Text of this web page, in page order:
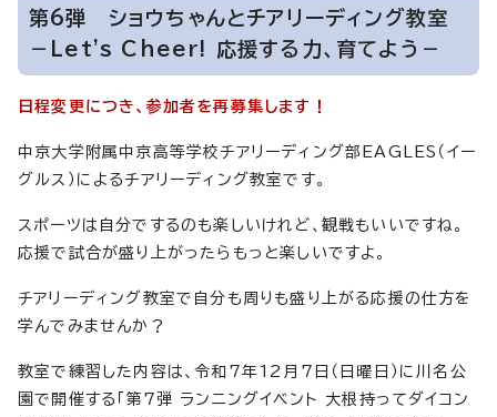
第6弾 ショウちゃんとチアリーディング教室
－Let's Cheer! 応援する力、育てよう－
日程変更につき、参加者を再募集します！
中京大学附属中京高等学校チアリーディング部EAGLES（イー
グルス）によるチアリーディング教室です。
スポーツは自分でするのも楽しいけれど、観戦もいいですね。
応援で試合が盛り上がったらもっと楽しいですよ。
チアリーディング教室で自分も周りも盛り上がる応援の仕方を
学んでみませんか？
教室で練習した内容は、令和7年12月7日（日曜日）に川名公
園で開催する「第7弾 ランニングイベント 大根持ってダイコン